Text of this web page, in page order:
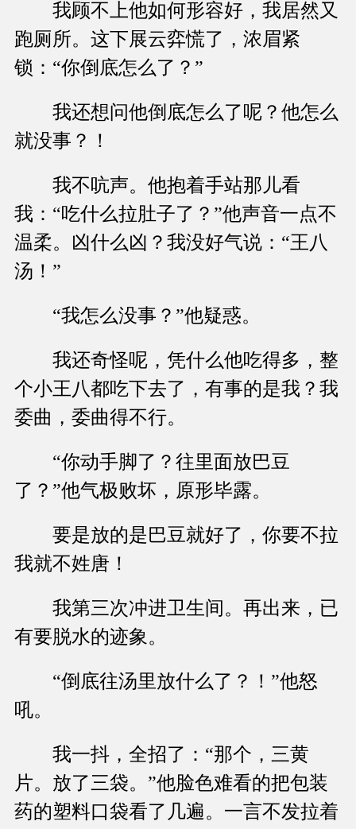
我顾不上他如何形容好，我居然又
跑厕所。这下展云弈慌了，浓眉紧
锁：“你倒底怎么了？”
我还想问他倒底怎么了呢？他怎么
就没事？！
我不吭声。他抱着手站那儿看
我：“吃什么拉肚子了？”他声音一点不
温柔。凶什么凶？我没好气说：“王八
汤！”
“我怎么没事？”他疑惑。
我还奇怪呢，凭什么他吃得多，整
个小王八都吃下去了，有事的是我？我
委曲，委曲得不行。
“你动手脚了？往里面放巴豆
了？”他气极败坏，原形毕露。
要是放的是巴豆就好了，你要不拉
我就不姓唐！
我第三次冲进卫生间。再出来，已
有要脱水的迹象。
“倒底往汤里放什么了？！”他怒
吼。
我一抖，全招了：“那个，三黄
片。放了三袋。”他脸色难看的把包装
药的塑料口袋看了几遍。一言不发拉着